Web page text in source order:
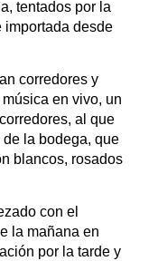
tentados por la
importada desde
corredores y
en vivo, un
al que
la bodega, que
blancos, rosados
con el
la mañana en
por la tarde y